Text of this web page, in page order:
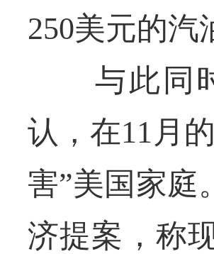
250美元的汽
与此同时
认，在11月
害”美国家庭
济提案，称